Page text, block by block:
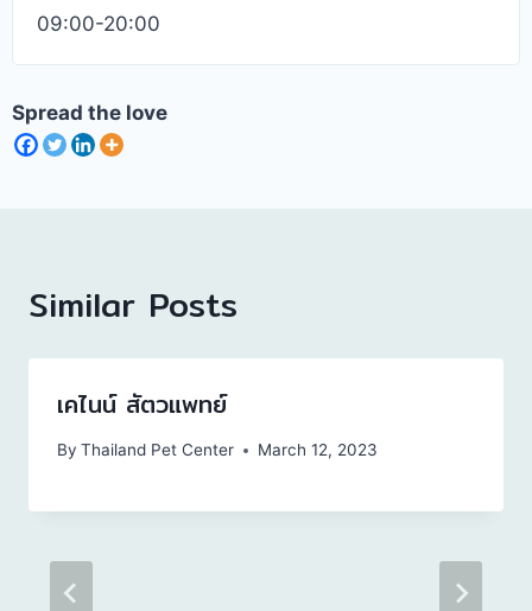
09:00-20:00
Spread the love
Similar Posts
เคไนน์ สัตวแพทย์
By Thailand Pet Center March 12, 2023